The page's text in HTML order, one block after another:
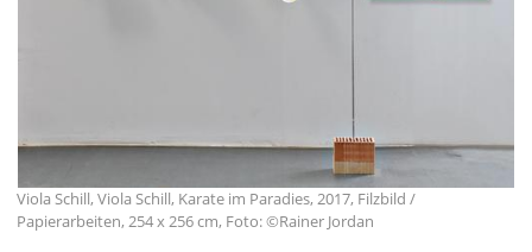
Viola Schill, Viola Schill, Karate im Paradies, 2017, Filzbild /
Papierarbeiten, 254 x 256 cm, Foto: ©Rainer Jordan